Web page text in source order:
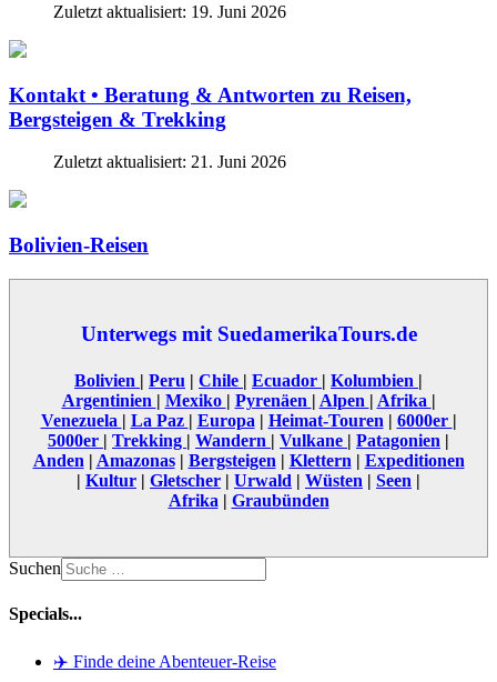
Zuletzt aktualisiert: 19. Juni 2026
Kontakt • Beratung & Antworten zu Reisen,
Bergsteigen & Trekking
Zuletzt aktualisiert: 21. Juni 2026
Bolivien-Reisen
Unterwegs mit SuedamerikaTours.de
Bolivien | Peru | Chile | Ecuador | Kolumbien |
Argentinien | Mexiko | Pyrenäen | Alpen | Afrika |
Venezuela | La Paz | Europa | Heimat-Touren | 6000er |
5000er | Trekking | Wandern | Vulkane | Patagonien |
Anden | Amazonas| Bergsteigen | Klettern | Expeditionen
| Kultur | Gletscher | Urwald | Wüsten | Seen |
Afrika | Graubünden
Suchen
Specials...
✈️ Finde deine Abenteuer-Reise